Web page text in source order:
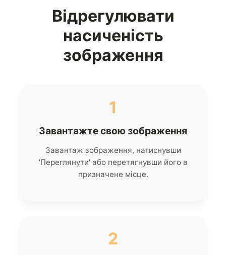
Відрегулювати
насиченість
зображення
1
Завантажте свою зображення
Завантаж зображення, натиснувши
'Переглянути' або перетягнувши його в
призначене місце.
2